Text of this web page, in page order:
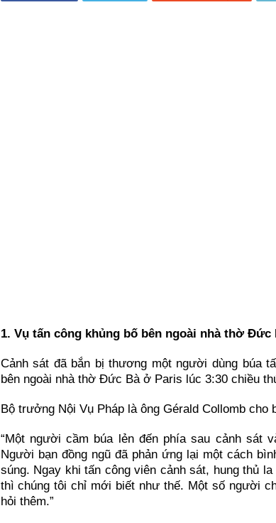
1. Vụ tấn công khủng bố bên ngoài nhà thờ Đức
Cảnh sát đã bắn bị thương một người dùng búa
bên ngoài nhà thờ Đức Bà ở Paris lúc 3:30 chiều
Bộ trưởng Nội Vụ Pháp là ông Gérald Collomb cho
“Một người cầm búa lẻn đến phía sau cảnh sát
Người bạn đồng ngũ đã phản ứng lại một cách
súng. Ngay khi tấn công viên cảnh sát, hung thủ
thì chúng tôi chỉ mới biết như thế. Một số người
hỏi thêm.”